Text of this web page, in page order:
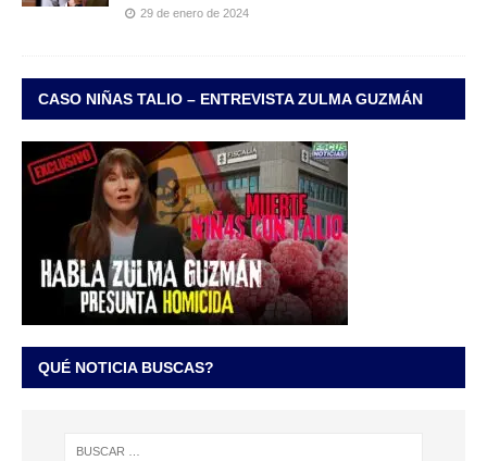
29 de enero de 2024
CASO NIÑAS TALIO – ENTREVISTA ZULMA GUZMÁN
QUÉ NOTICIA BUSCAS?